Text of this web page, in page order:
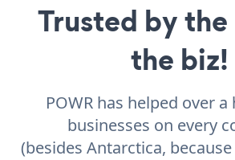
Trusted by
the biz!
POWR has helped over
businesses on every
(besides Antarctica,